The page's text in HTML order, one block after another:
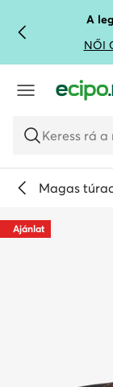
UGRÁS A FŐ
UGRÁS A
A
NŐI
Keress rá
Magas
Ajánlat